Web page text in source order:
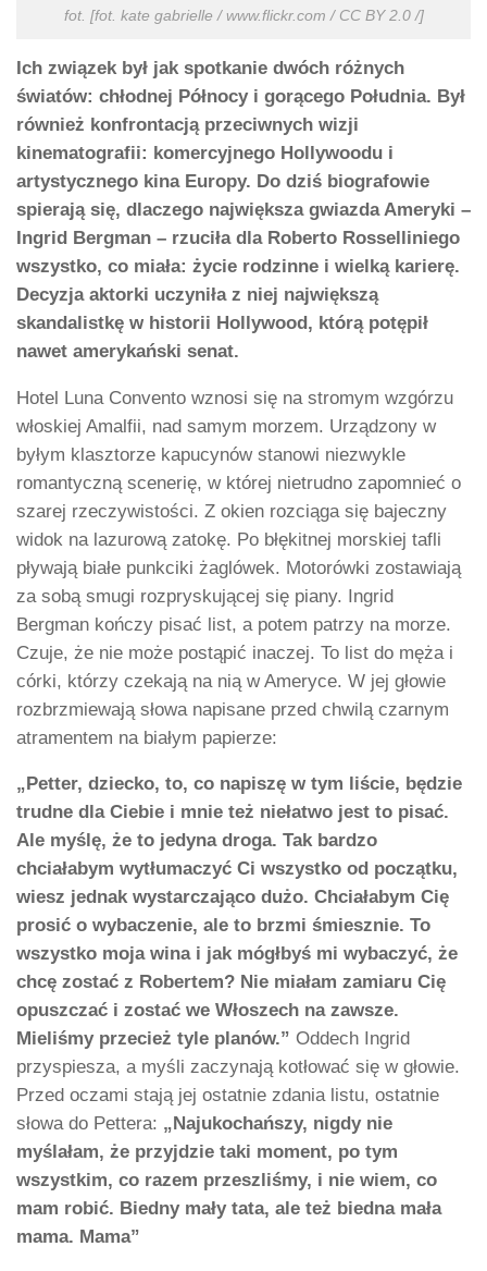
fot. [fot. kate gabrielle / www.flickr.com / CC BY 2.0 /]
Ich związek był jak spotkanie dwóch różnych
światów: chłodnej Północy i gorącego Południa. Był
również konfrontacją przeciwnych wizji
kinematografii: komercyjnego Hollywoodu i
artystycznego kina Europy. Do dziś biografowie
spierają się, dlaczego największa gwiazda Ameryki –
Ingrid Bergman – rzuciła dla Roberto Rosselliniego
wszystko, co miała: życie rodzinne i wielką karierę.
Decyzja aktorki uczyniła z niej największą
skandalistkę w historii Hollywood, którą potępił
nawet amerykański senat.
Hotel Luna Convento wznosi się na stromym wzgórzu
włoskiej Amalfii, nad samym morzem. Urządzony w
byłym klasztorze kapucynów stanowi niezwykle
romantyczną scenerię, w której nietrudno zapomnieć o
szarej rzeczywistości. Z okien rozciąga się bajeczny
widok na lazurową zatokę. Po błękitnej morskiej tafli
pływają białe punkciki żaglówek. Motorówki zostawiają
za sobą smugi rozpryskującej się piany. Ingrid
Bergman kończy pisać list, a potem patrzy na morze.
Czuje, że nie może postąpić inaczej. To list do męża i
córki, którzy czekają na nią w Ameryce. W jej głowie
rozbrzmiewają słowa napisane przed chwilą czarnym
atramentem na białym papierze:
„Petter, dziecko, to, co napiszę w tym liście, będzie
trudne dla Ciebie i mnie też niełatwo jest to pisać.
Ale myślę, że to jedyna droga. Tak bardzo
chciałabym wytłumaczyć Ci wszystko od początku,
wiesz jednak wystarczająco dużo. Chciałabym Cię
prosić o wybaczenie, ale to brzmi śmiesznie. To
wszystko moja wina i jak mógłbyś mi wybaczyć, że
chcę zostać z Robertem? Nie miałam zamiaru Cię
opuszczać i zostać we Włoszech na zawsze.
Mieliśmy przecież tyle planów.” Oddech Ingrid
przyspiesza, a myśli zaczynają kotłować się w głowie.
Przed oczami stają jej ostatnie zdania listu, ostatnie
słowa do Pettera: „Najukochańszy, nigdy nie
myślałam, że przyjdzie taki moment, po tym
wszystkim, co razem przeszliśmy, i nie wiem, co
mam robić. Biedny mały tata, ale też biedna mała
mama. Mama”